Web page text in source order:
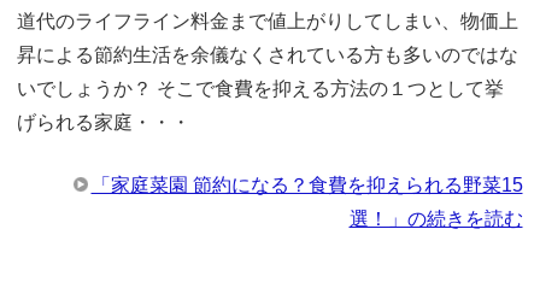
道代のライフライン料金まで値上がりしてしまい、物価上
昇による節約生活を余儀なくされている方も多いのではな
いでしょうか？ そこで食費を抑える方法の１つとして挙
げられる家庭・・・
「家庭菜園 節約になる？食費を抑えられる野菜15
選！」の続きを読む